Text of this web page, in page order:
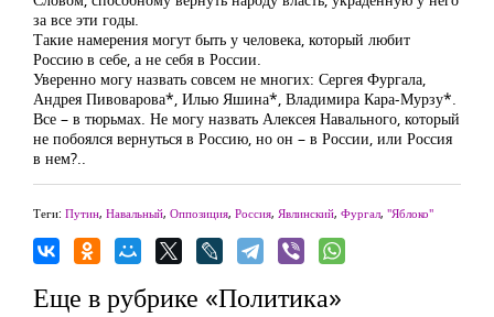
за все эти годы.
Такие намерения могут быть у человека, который любит
Россию в себе, а не себя в России.
Уверенно могу назвать совсем не многих: Сергея Фургала,
Андрея Пивоварова*, Илью Яшина*, Владимира Кара-Мурзу*.
Все – в тюрьмах. Не могу назвать Алексея Навального, который
не побоялся вернуться в Россию, но он – в России, или Россия
в нем?..
Теги: Путин, Навальный, Оппозиция, Россия, Явлинский, Фургал, "Яблоко"
Еще в рубрике «Политика»